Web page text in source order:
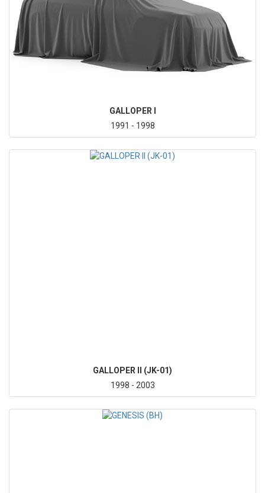
GALLOPER I
1991 - 1998
GALLOPER II (JK-01)
1998 - 2003